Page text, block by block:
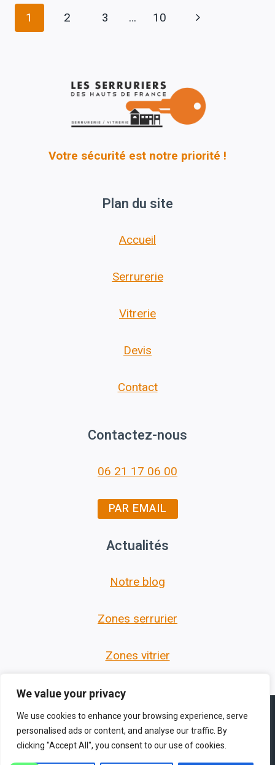
We value your privacy
We use cookies to enhance your browsing experience, serve
personalised ads or content, and analyse our traffic. By
clicking "Accept All", you consent to our use of cookies.
Navigation
1 2 3 … 10
Page
Votre sécurité est notre priorité !
Plan du site
Accueil
Serrurerie
Vitrerie
Devis
Contact
Contactez-nous
06 21 17 06 00
PAR EMAIL
Actualités
Notre blog
Zones serrurier
Zones vitrier
© 2026 Les Serruriers des Hauts de France -